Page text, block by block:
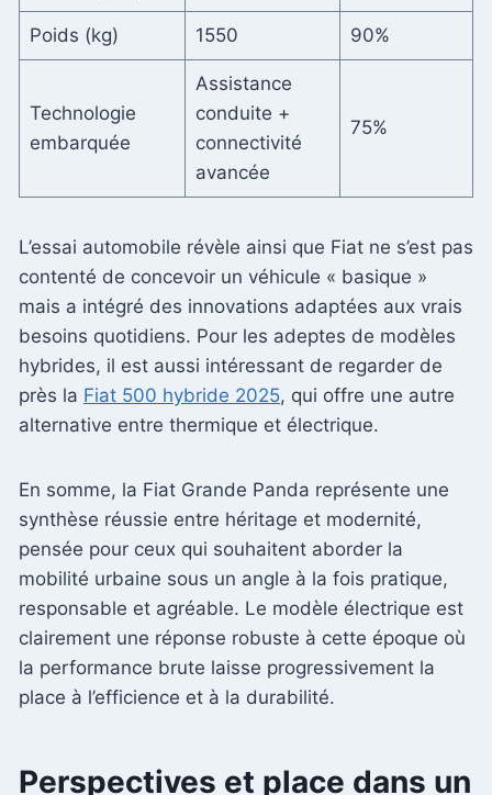
Poids (kg) 1550 90%
Technologie
embarquée
Assistance
conduite +
connectivité
avancée
75%
L’essai automobile révèle ainsi que Fiat ne s’est pas
contenté de concevoir un véhicule « basique »
mais a intégré des innovations adaptées aux vrais
besoins quotidiens. Pour les adeptes de modèles
hybrides, il est aussi intéressant de regarder de
près la Fiat 500 hybride 2025, qui offre une autre
alternative entre thermique et électrique.
En somme, la Fiat Grande Panda représente une
synthèse réussie entre héritage et modernité,
pensée pour ceux qui souhaitent aborder la
mobilité urbaine sous un angle à la fois pratique,
responsable et agréable. Le modèle électrique est
clairement une réponse robuste à cette époque où
la performance brute laisse progressivement la
place à l’efficience et à la durabilité.
Perspectives et place dans un